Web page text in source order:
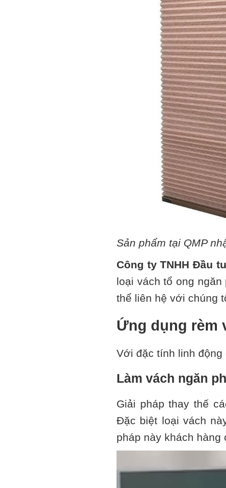
Sản phẩm tại QMP
Công ty TNHH Đầu
loại vách tổ ong
thể liên hệ với chúng
Ứng dụng rèm
Với đặc tính linh
Làm vách ngăn
Giải pháp thay thế
Đặc biệt loại vách
pháp này khách